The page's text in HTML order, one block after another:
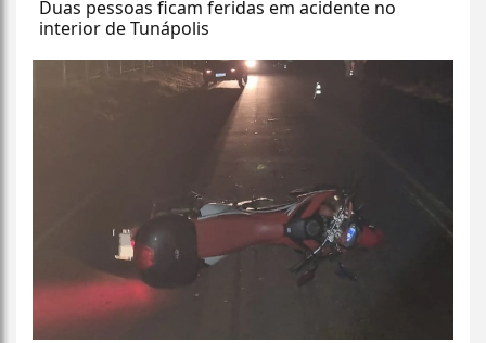
Duas pessoas ficam feridas em acidente no
interior de Tunápolis